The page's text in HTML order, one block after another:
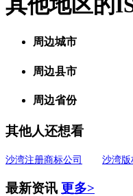
周边城市
周边县市
周边省份
其他人还想看
沙湾注册商标公司 沙湾版
最新资讯 更多>